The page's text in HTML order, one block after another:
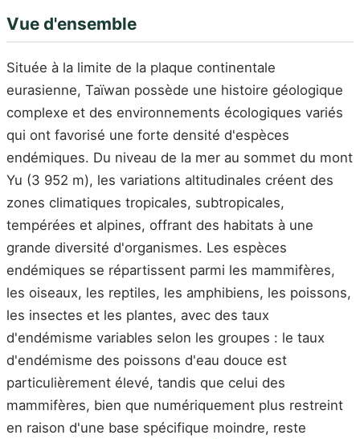
Vue d'ensemble
Située à la limite de la plaque continentale
eurasienne, Taïwan possède une histoire géologique
complexe et des environnements écologiques variés
qui ont favorisé une forte densité d'espèces
endémiques. Du niveau de la mer au sommet du mont
Yu (3 952 m), les variations altitudinales créent des
zones climatiques tropicales, subtropicales,
tempérées et alpines, offrant des habitats à une
grande diversité d'organismes. Les espèces
endémiques se répartissent parmi les mammifères,
les oiseaux, les reptiles, les amphibiens, les poissons,
les insectes et les plantes, avec des taux
d'endémisme variables selon les groupes : le taux
d'endémisme des poissons d'eau douce est
particulièrement élevé, tandis que celui des
mammifères, bien que numériquement plus restreint
en raison d'une base spécifique moindre, reste